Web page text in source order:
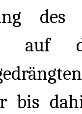
des
auf
bis